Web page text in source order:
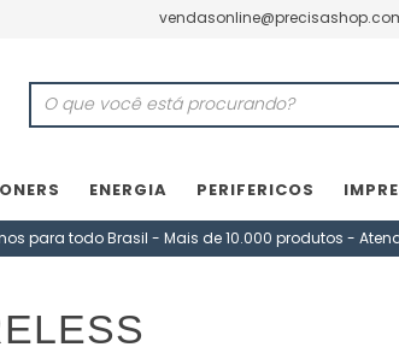
ENERGIA PERIFERICOS
para todo Brasil - Mais de 10.000 produtos -